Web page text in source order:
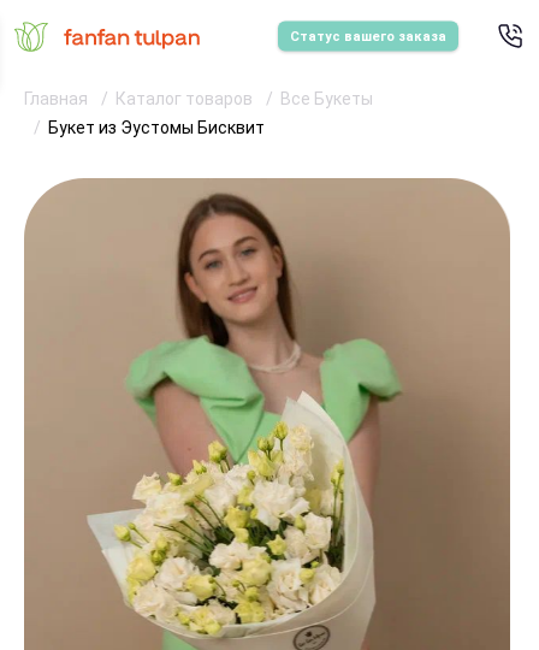
Статус вашего заказа
Главная Каталог товаров
Все Букеты
Букет из Эустомы Бисквит